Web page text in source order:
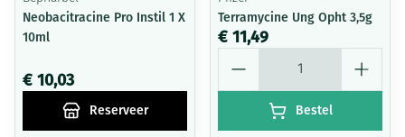
Neobacitracine Pro Instil 1 X
10ml
€ 10,03
Reserveer
Terramycine Ung Opht 3,5g
€ 11,49
Bestel